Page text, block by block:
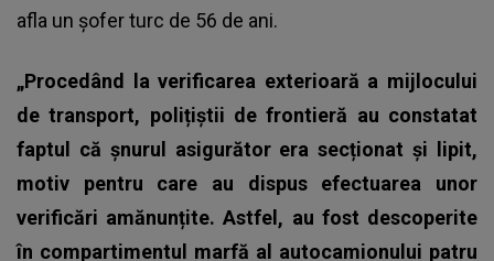
afla un șofer turc de 56 de ani.
„Procedând la verificarea exterioară a mijlocului
de transport, polițiștii de frontieră au constatat
faptul că șnurul asigurător era secționat și lipit,
motiv pentru care au dispus efectuarea unor
verificări amănunțite. Astfel, au fost descoperite
în compartimentul marfă al autocamionului patru